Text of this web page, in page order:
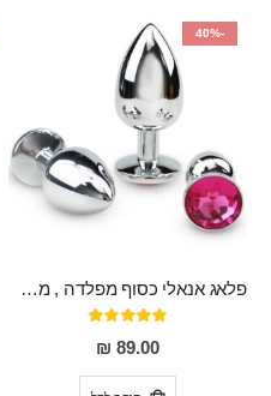
-40%
פלאג אנאלי כסוף מפלדה , מתאים ללבישה מתחת לבגדים, בגודל 7.3 על 2.8 ס"מ
דירוג:
97%
89.00 ₪